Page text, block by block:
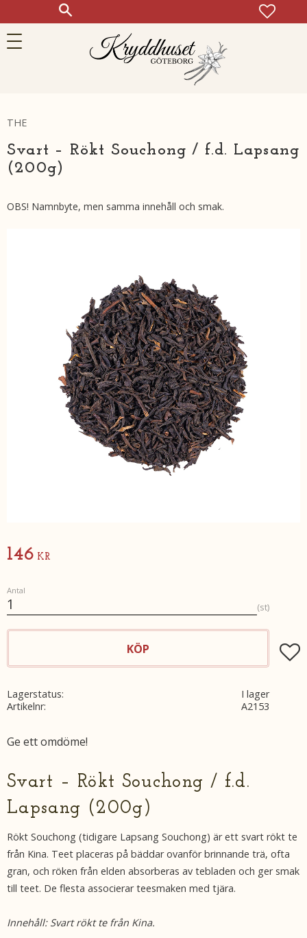
THE
Svart – Rökt Souchong / f.d. Lapsang
(200g)
OBS! Namnbyte, men samma innehåll och smak.
146 KR
Antal
st
KÖP
Lagerstatus
I lager
Artikelnr
A2153
Ge ett omdöme!
Svart – Rökt Souchong / f.d.
Lapsang (200g)
Rökt Souchong (tidigare Lapsang Souchong) är ett svart rökt te
från Kina. Teet placeras på bäddar ovanför brinnande trä, ofta
gran, och röken från elden absorberas av tebladen och ger smak
till teet. De flesta associerar teesmaken med tjära.
Innehåll: Svart rökt te från Kina.